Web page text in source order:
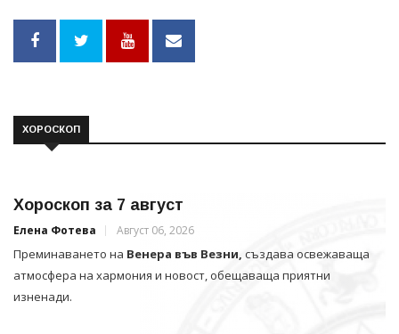
ХОРОСКОП
Хороскоп за 7 август
Елена Фотева Август 06, 2026
Преминаването на Венера във Везни, създава освежаваща
атмосфера на хармония и новост, обещаваща приятни
изненади.